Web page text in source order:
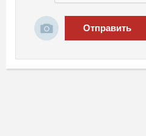
Отправить